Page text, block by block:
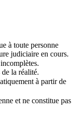
à toute personne
judiciaire en cours.
la réalité.
à partir de
et ne constitue pas